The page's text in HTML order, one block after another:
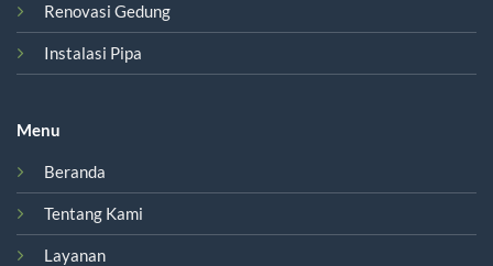
Renovasi Gedung
Instalasi Pipa
Menu
Beranda
Tentang Kami
Layanan